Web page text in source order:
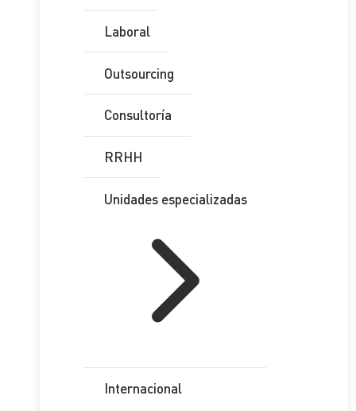
Laboral
Outsourcing
Consultoría
RRHH
Unidades especializadas
Internacional